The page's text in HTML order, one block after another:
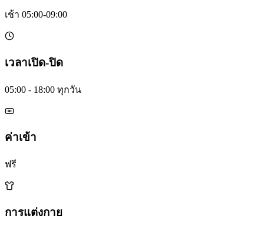
เช้า 05:00-09:00
เวลาเปิด-ปิด
05:00 - 18:00 ทุกวัน
ค่าเข้า
ฟรี
การแต่งกาย